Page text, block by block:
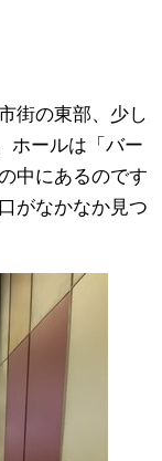
街の東部、少し
ホールは「バー
中にあるのです
がなかなか見つ